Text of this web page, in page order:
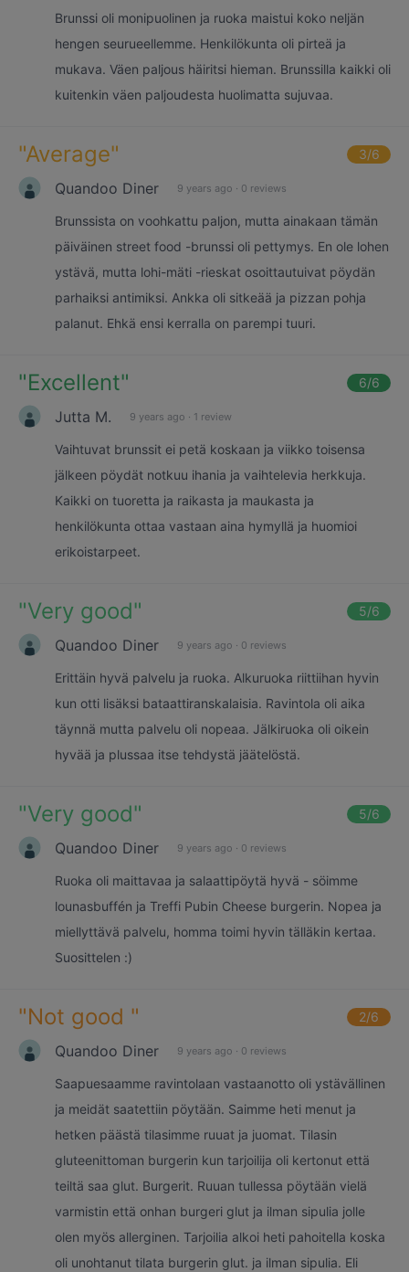
Brunssi oli monipuolinen ja ruoka maistui koko neljän
hengen seurueellemme. Henkilökunta oli pirteä ja
mukava. Väen paljous häiritsi hieman. Brunssilla kaikki oli
kuitenkin väen paljoudesta huolimatta sujuvaa.
"Average" 3/6
Quandoo Diner 9 years ago · 0 reviews
Brunssista on voohkattu paljon, mutta ainakaan tämän
päiväinen street food -brunssi oli pettymys. En ole lohen
ystävä, mutta lohi-mäti -rieskat osoittautuivat pöydän
parhaiksi antimiksi. Ankka oli sitkeää ja pizzan pohja
palanut. Ehkä ensi kerralla on parempi tuuri.
"Excellent" 6/6
Jutta M. 9 years ago · 1 review
Vaihtuvat brunssit ei petä koskaan ja viikko toisensa
jälkeen pöydät notkuu ihania ja vaihtelevia herkkuja.
Kaikki on tuoretta ja raikasta ja maukasta ja
henkilökunta ottaa vastaan aina hymyllä ja huomioi
erikoistarpeet.
"Very good" 5/6
Quandoo Diner 9 years ago · 0 reviews
Erittäin hyvä palvelu ja ruoka. Alkuruoka riittiihan hyvin
kun otti lisäksi bataattiranskalaisia. Ravintola oli aika
täynnä mutta palvelu oli nopeaa. Jälkiruoka oli oikein
hyvää ja plussaa itse tehdystä jäätelöstä.
"Very good" 5/6
Quandoo Diner 9 years ago · 0 reviews
Ruoka oli maittavaa ja salaattipöytä hyvä - söimme
lounasbuffén ja Treffi Pubin Cheese burgerin. Nopea ja
miellyttävä palvelu, homma toimi hyvin tälläkin kertaa.
Suosittelen :)
"Not good " 2/6
Quandoo Diner 9 years ago · 0 reviews
Saapuesaamme ravintolaan vastaanotto oli ystävällinen
ja meidät saatettiin pöytään. Saimme heti menut ja
hetken päästä tilasimme ruuat ja juomat. Tilasin
gluteenittoman burgerin kun tarjoilija oli kertonut että
teiltä saa glut. Burgerit. Ruuan tullessa pöytään vielä
varmistin että onhan burgeri glut ja ilman sipulia jolle
olen myös allerginen. Tarjoilia alkoi heti pahoitella koska
oli unohtanut tilata burgerin glut. ja ilman sipulia. Eli